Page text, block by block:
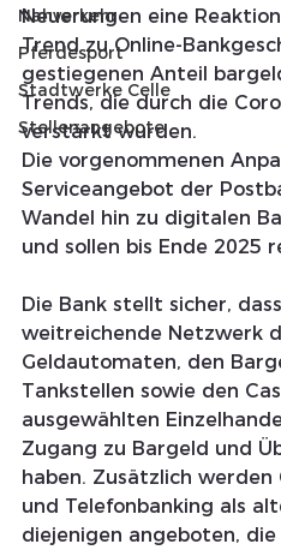
Nahverkehr
Pferdesport
Stadtwerke Celle
Stellenangebote
Neuerungen eine
Trend zu Online-
gestiegenen Anteil
Trends, die durch die
verstärkt wurden.
Die vorgenommenen
Serviceangebot der
Wandel hin zu digitalen
und sollen bis Ende 2025
Die Bank stellt sicher,
weitreichende Netzwerk
Geldautomaten, den
Tankstellen sowie den
ausgewählten
Zugang zu Bargeld und
haben. Zusätzlich werden
und Telefonbanking als
diejenigen angeboten,